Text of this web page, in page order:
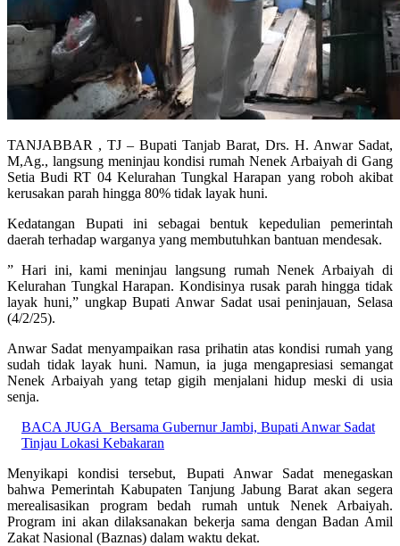
TANJABBAR , TJ – Bupati Tanjab Barat, Drs. H. Anwar Sadat,
M,Ag., langsung meninjau kondisi rumah Nenek Arbaiyah di Gang
Setia Budi RT 04 Kelurahan Tungkal Harapan yang roboh akibat
kerusakan parah hingga 80% tidak layak huni.
Kedatangan Bupati ini sebagai bentuk kepedulian pemerintah
daerah terhadap warganya yang membutuhkan bantuan mendesak.
” Hari ini, kami meninjau langsung rumah Nenek Arbaiyah di
Kelurahan Tungkal Harapan. Kondisinya rusak parah hingga tidak
layak huni,” ungkap Bupati Anwar Sadat usai peninjauan, Selasa
(4/2/25).
Anwar Sadat menyampaikan rasa prihatin atas kondisi rumah yang
sudah tidak layak huni. Namun, ia juga mengapresiasi semangat
Nenek Arbaiyah yang tetap gigih menjalani hidup meski di usia
senja.
BACA JUGA Bersama Gubernur Jambi, Bupati Anwar Sadat
Tinjau Lokasi Kebakaran
Menyikapi kondisi tersebut, Bupati Anwar Sadat menegaskan
bahwa Pemerintah Kabupaten Tanjung Jabung Barat akan segera
merealisasikan program bedah rumah untuk Nenek Arbaiyah.
Program ini akan dilaksanakan bekerja sama dengan Badan Amil
Zakat Nasional (Baznas) dalam waktu dekat.